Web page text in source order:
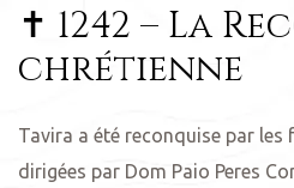
✝️ 1242 – La
chrétienne
Tavira a été reconquise par les
dirigées par Dom Paio Peres